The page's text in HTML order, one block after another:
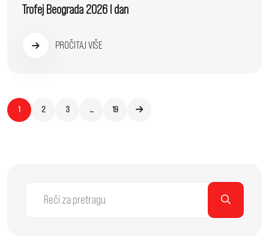
Trofej Beograda 2026 I dan
PROČITAJ VIŠE
1 2 3 … 19